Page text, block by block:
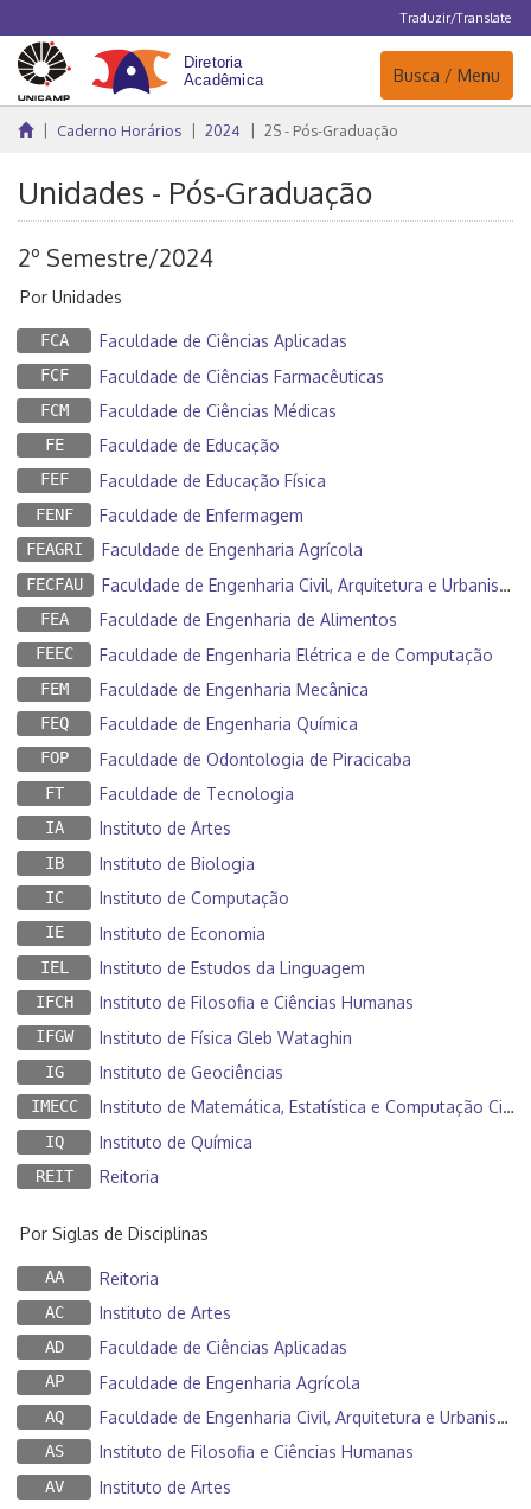
Traduzir/Translate
Navegação
Busca / Menu
Caderno Horários 2024 2S - Pós-Graduação
Unidades - Pós-Graduação
2º Semestre/2024
Por Unidades
FCA Faculdade de Ciências Aplicadas
FCF Faculdade de Ciências Farmacêuticas
FCM Faculdade de Ciências Médicas
FE Faculdade de Educação
FEF Faculdade de Educação Física
FENF Faculdade de Enfermagem
FEAGRI Faculdade de Engenharia Agrícola
FECFAU Faculdade de Engenharia Civil, Arquitetura e Urbanismo
FEA Faculdade de Engenharia de Alimentos
FEEC Faculdade de Engenharia Elétrica e de Computação
FEM Faculdade de Engenharia Mecânica
FEQ Faculdade de Engenharia Química
FOP Faculdade de Odontologia de Piracicaba
FT Faculdade de Tecnologia
IA Instituto de Artes
IB Instituto de Biologia
IC Instituto de Computação
IE Instituto de Economia
IEL Instituto de Estudos da Linguagem
IFCH Instituto de Filosofia e Ciências Humanas
IFGW Instituto de Física Gleb Wataghin
IG Instituto de Geociências
IMECC Instituto de Matemática, Estatística e Computação Científica
IQ Instituto de Química
REIT Reitoria
Por Siglas de Disciplinas
AA Reitoria
AC Instituto de Artes
AD Faculdade de Ciências Aplicadas
AP Faculdade de Engenharia Agrícola
AQ Faculdade de Engenharia Civil, Arquitetura e Urbanismo
AS Instituto de Filosofia e Ciências Humanas
AV Instituto de Artes